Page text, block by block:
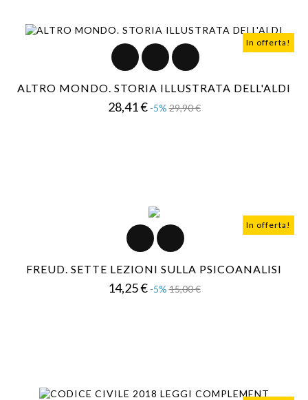
In offerta!
ALTRO MONDO. STORIA ILLUSTRATA DELL'ALDI
28,41 € Prezzo
-5% 29,90 €Prezzo
In offerta!
FREUD. SETTE LEZIONI SULLA PSICOANALISI
14,25 € Prezzo
-5% 15,00 €Prezzo